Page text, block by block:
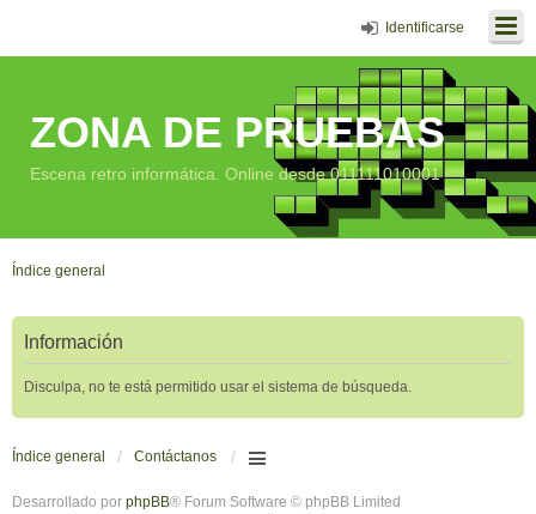
Identificarse
ZONA DE PRUEBAS
Escena retro informática. Online desde 011111010001
Índice general
Información
Disculpa, no te está permitido usar el sistema de búsqueda.
Índice general Contáctanos
Desarrollado por phpBB® Forum Software © phpBB Limited